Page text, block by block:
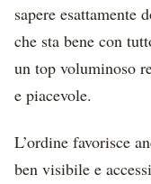
sapere esattamente
che sta bene con
un top voluminoso
e piacevole.
L’ordine favorisce
ben visibile e